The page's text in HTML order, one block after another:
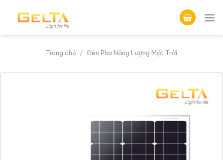
Trang chủ / Đèn Pha Năng Lượng Mặt Trời